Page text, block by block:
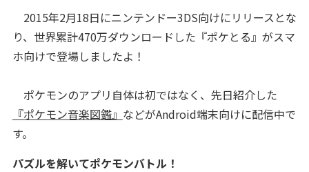
2015年2月18日にニンテンドー3DS向けにリリースとな
り、世界累計470万ダウンロードした『ポケとる』がスマ
ホ向けで登場しましたよ！
ポケモンのアプリ自体は初ではなく、先日紹介した
『ポケモン音楽図鑑』 などがAndroid端末向けに配信中で
す。
パズルを解いてポケモンバトル！